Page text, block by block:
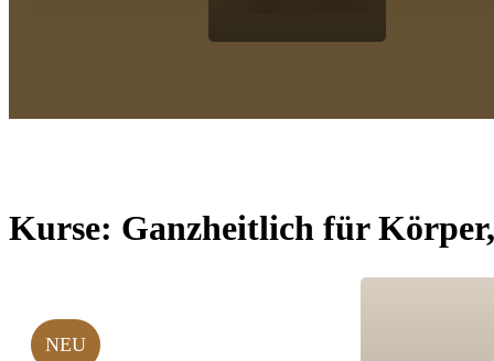
Kurse: Ganzheitlich für
NEU